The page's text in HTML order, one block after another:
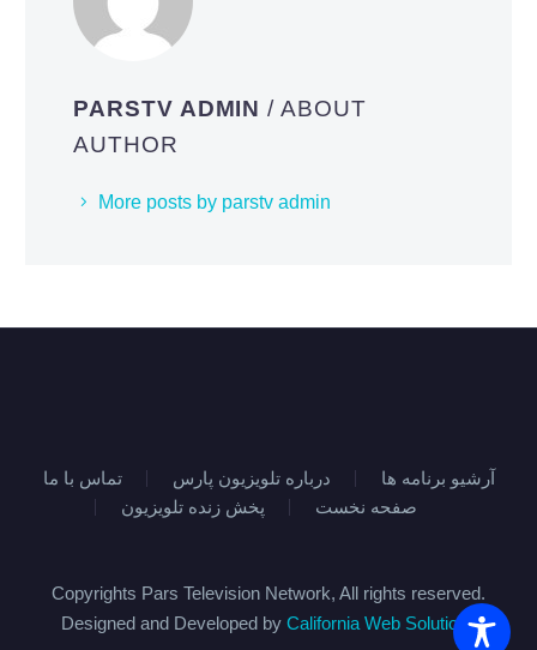
PARSTV ADMIN/ ABOUT
AUTHOR
More posts by parstv admin
تماس با ما درباره تلویزیون پارس
آرشیو برنامه ها
پخش زنده تلویزیون
صفحه نخست
Copyrights Pars Television Network, All rights reserved.
Designed and Developed by California Web Solutions